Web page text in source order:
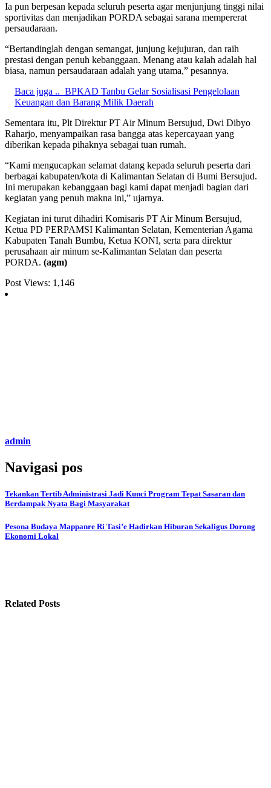
Ia pun berpesan kepada seluruh peserta agar menjunjung tinggi nilai
sportivitas dan menjadikan PORDA sebagai sarana mempererat
persaudaraan.
“Bertandinglah dengan semangat, junjung kejujuran, dan raih
prestasi dengan penuh kebanggaan. Menang atau kalah adalah hal
biasa, namun persaudaraan adalah yang utama,” pesannya.
Baca juga .. BPKAD Tanbu Gelar Sosialisasi Pengelolaan
Keuangan dan Barang Milik Daerah
Sementara itu, Plt Direktur PT Air Minum Bersujud, Dwi Dibyo
Raharjo, menyampaikan rasa bangga atas kepercayaan yang
diberikan kepada pihaknya sebagai tuan rumah.
“Kami mengucapkan selamat datang kepada seluruh peserta dari
berbagai kabupaten/kota di Kalimantan Selatan di Bumi Bersujud.
Ini merupakan kebanggaan bagi kami dapat menjadi bagian dari
kegiatan yang penuh makna ini,” ujarnya.
Kegiatan ini turut dihadiri Komisaris PT Air Minum Bersujud,
Ketua PD PERPAMSI Kalimantan Selatan, Kementerian Agama
Kabupaten Tanah Bumbu, Ketua KONI, serta para direktur
perusahaan air minum se-Kalimantan Selatan dan peserta
PORDA. (agm)
Post Views: 1,146
admin
Navigasi pos
Tekankan Tertib Administrasi Jadi Kunci Program Tepat Sasaran dan
Berdampak Nyata Bagi Masyarakat
Pesona Budaya Mappanre Ri Tasi’e Hadirkan Hiburan Sekaligus Dorong
Ekonomi Lokal
Related Posts